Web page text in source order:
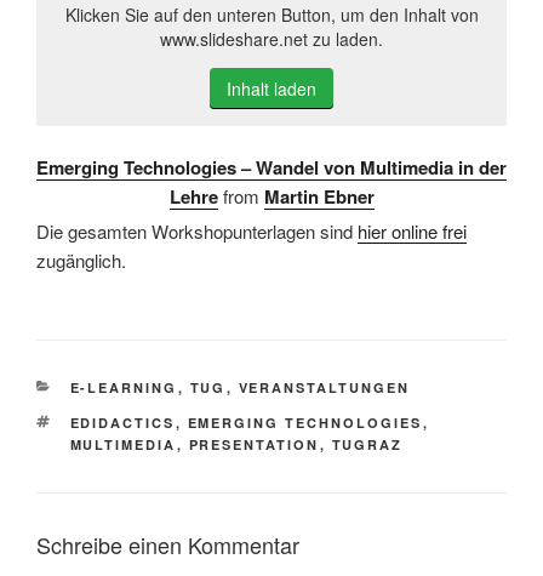
Klicken Sie auf den unteren Button, um den Inhalt von
www.slideshare.net zu laden.
Inhalt laden
Emerging Technologies – Wandel von Multimedia in der
Lehre from Martin Ebner
Die gesamten Workshopunterlagen sind hier online frei
zugänglich.
KATEGORIEN
E-LEARNING , TUG , VERANSTALTUNGEN
SCHLAGWÖRTER
EDIDACTICS , EMERGING TECHNOLOGIES ,
MULTIMEDIA , PRESENTATION , TUGRAZ
Schreibe einen Kommentar